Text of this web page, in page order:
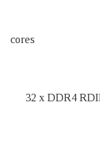
cores
32 x DDR4